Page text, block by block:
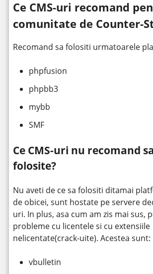
Ce CMS-uri recomand
comunitate de Counter-
Recomand sa folositi urmatoarele
phpfusion
phpbb3
mybb
SMF
Ce CMS-uri nu recomand
folosite?
Nu aveti de ce sa folositi ditamai
de obicei, sunt hostate pe servere
uri. In plus, asa cum am zis mai sus,
probleme cu licentele si cu extensiile
nelicentate(crack-uite). Acestea sunt:
vbulletin